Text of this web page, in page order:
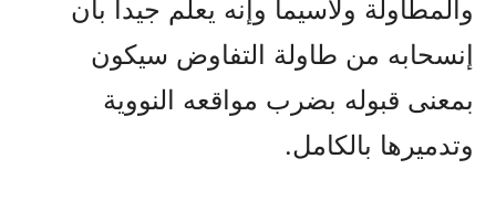
والمطاولة ولاسيما وإنه يعلم جيدا بأن
إنسحابه من طاولة التفاوض سيکون
بمعنى قبوله بضرب مواقعه النووية
وتدميرها بالکامل.